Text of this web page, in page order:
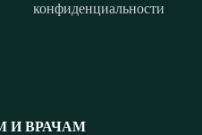
И ВРАЧАМ
конфиденциальности